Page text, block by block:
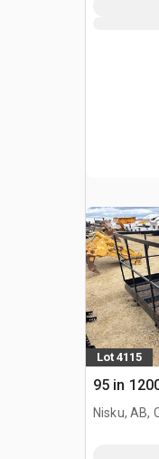
Lot 4115
95 in
Nisku, AB,